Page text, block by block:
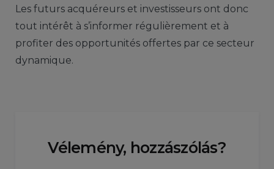
Les futurs acquéreurs et investisseurs ont donc
tout intérêt à s’informer régulièrement et à
profiter des opportunités offertes par ce secteur
dynamique.
Vélemény, hozzászólás?